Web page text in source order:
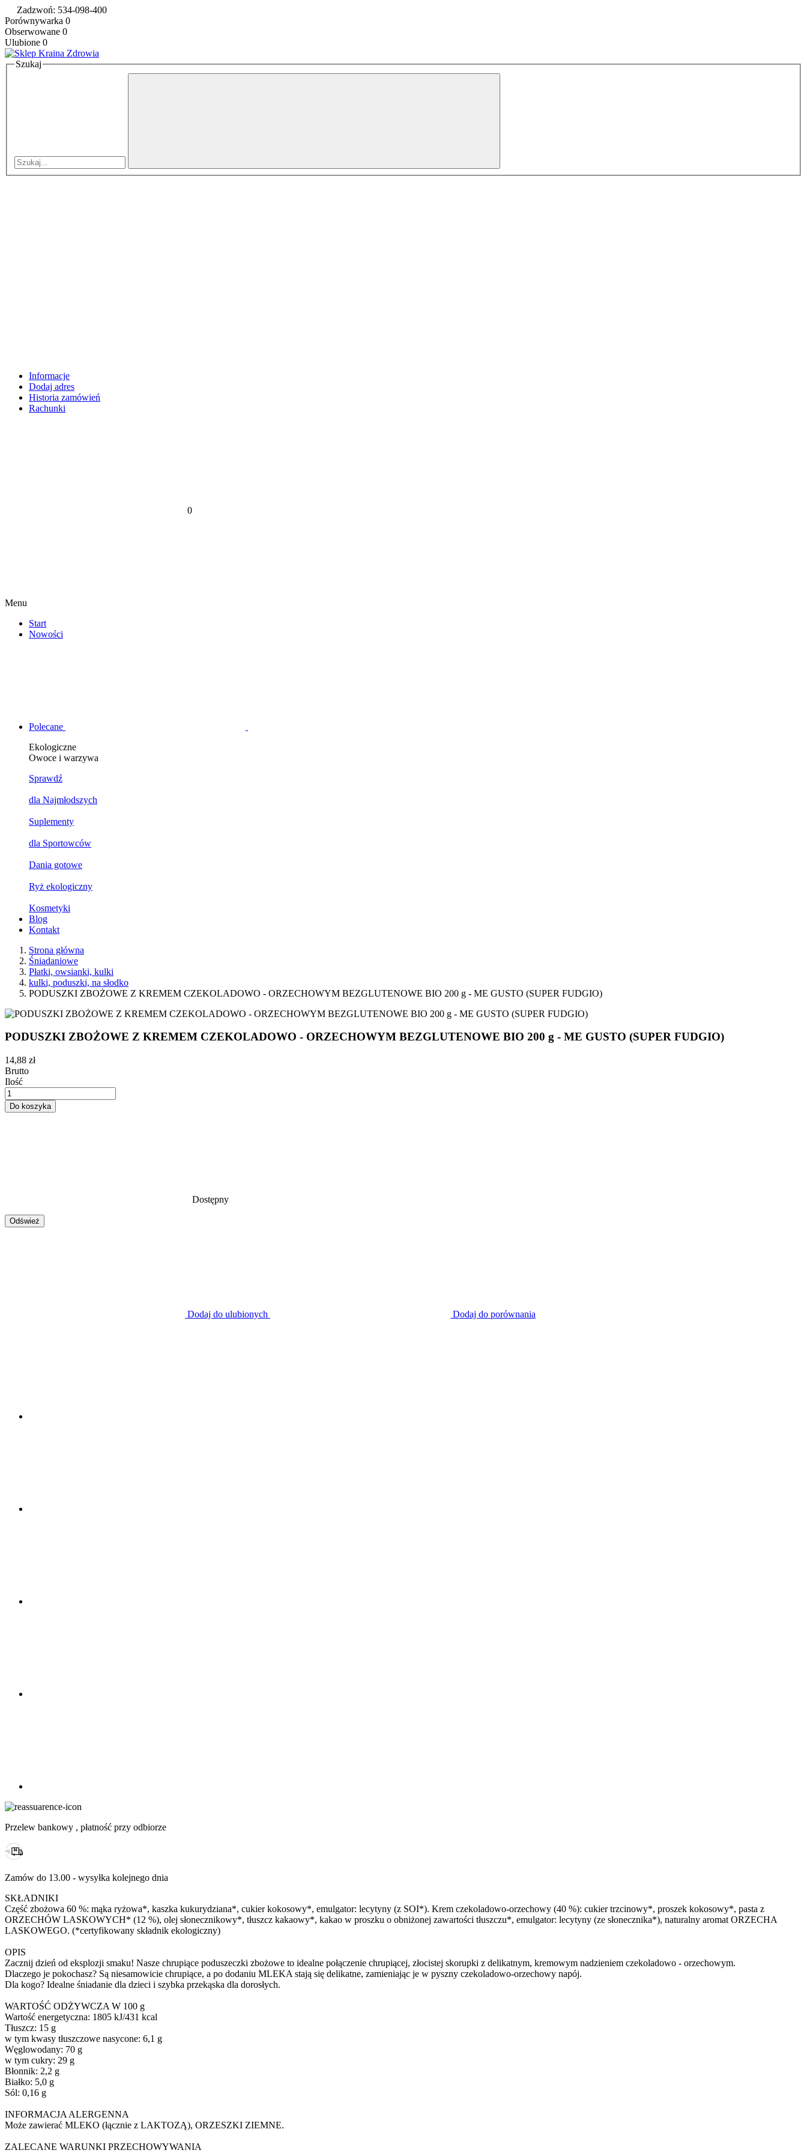
Zadzwoń: 534-098-400
Porównywarka 0
Obserwowane 0
Ulubione 0
Szukaj
Informacje
Dodaj adres
Historia zamówień
Rachunki
0
Menu
Start
Nowości
Polecane
Ekologiczne
Owoce i warzywa
Sprawdź
dla Najmłodszych
Suplementy
dla Sportowców
Dania gotowe
Ryż ekologiczny
Kosmetyki
Blog
Kontakt
Strona główna
Śniadaniowe
Płatki, owsianki, kulki
kulki, poduszki, na słodko
PODUSZKI ZBOŻOWE Z KREMEM CZEKOLADOWO - ORZECHOWYM BEZGLUTENOWE BIO 200 g - ME GUSTO (SUPER FUDGIO)
PODUSZKI ZBOŻOWE Z KREMEM CZEKOLADOWO - ORZECHOWYM BEZGLUTENOWE BIO 200 g - ME GUSTO (SUPER FUDGIO)
14,88 zł
Brutto
Ilość
Do koszyka
Dostępny
Dodaj do ulubionych Dodaj do porównania
Przelew bankowy , płatność przy odbiorze
Zamów do 13.00 - wysyłka kolejnego dnia
SKŁADNIKI
Część zbożowa 60 %: mąka ryżowa*, kaszka kukurydziana*, cukier kokosowy*, emulgator: lecytyny (z SOI*). Krem czekoladowo-orzechowy (40 %): cukier trzcinowy*, proszek kokosowy*, pasta z
ORZECHÓW LASKOWYCH* (12 %), olej słonecznikowy*, tłuszcz kakaowy*, kakao w proszku o obniżonej zawartości tłuszczu*, emulgator: lecytyny (ze słonecznika*), naturalny aromat ORZECHA
LASKOWEGO. (*certyfikowany składnik ekologiczny)
OPIS
Zacznij dzień od eksplozji smaku! Nasze chrupiące poduszeczki zbożowe to idealne połączenie chrupiącej, złocistej skorupki z delikatnym, kremowym nadzieniem czekoladowo - orzechowym.
Dlaczego je pokochasz? Są niesamowicie chrupiące, a po dodaniu MLEKA stają się delikatne, zamieniając je w pyszny czekoladowo-orzechowy napój.
Dla kogo? Idealne śniadanie dla dzieci i szybka przekąska dla dorosłych.
WARTOŚĆ ODŻYWCZA W 100 g
Wartość energetyczna: 1805 kJ/431 kcal
Tłuszcz: 15 g
w tym kwasy tłuszczowe nasycone: 6,1 g
Węglowodany: 70 g
w tym cukry: 29 g
Błonnik: 2,2 g
Białko: 5,0 g
Sól: 0,16 g
INFORMACJA ALERGENNA
Może zawierać MLEKO (łącznie z LAKTOZĄ), ORZESZKI ZIEMNE.
ZALECANE WARUNKI PRZECHOWYWANIA